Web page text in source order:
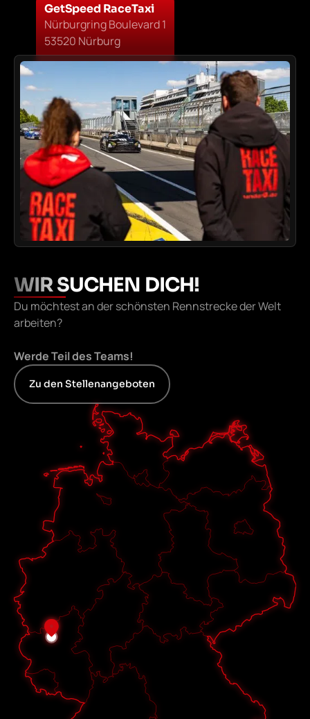
WIR SUCHEN DICH!
Du möchtest an der schönsten Rennstrecke der Welt
arbeiten?
Werde Teil des Teams!
Zu den Stellenangeboten
GetSpeed RaceTaxi
Nürburgring Boulevard 1
53520 Nürburg